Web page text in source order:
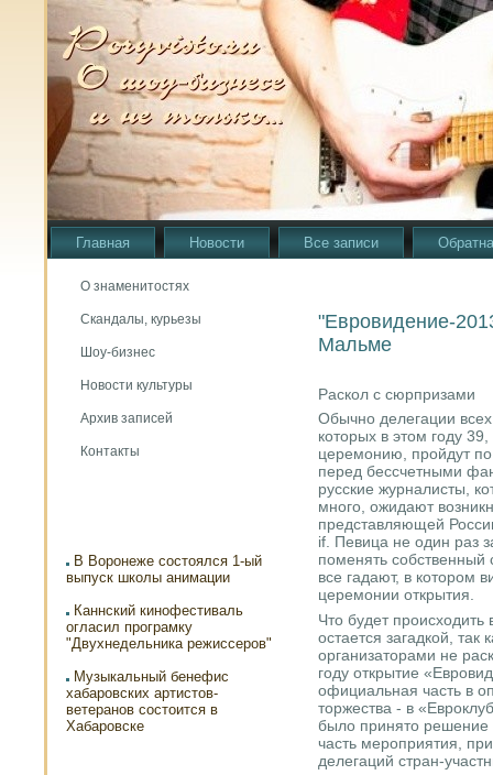
Главная Новости Все записи
О знаменитостях
Скандалы, курьезы
Шоу-бизнес
Новости культуры
Архив записей
Контакты
В Воронеже состоялся 1-ый
выпуск школы анимации
Каннский кинофестиваль
огласил програмку
"Двухнедельника режиссеров"
Музыкальный бенефис
хабаровских артистов-
ветеранов состоится в
Хабаровске
"Евровидение-
Мальме
Раскол с сюрпризами
Обычно делегации
которых в этом году
церемонию, пройдут по
перед бессчетными
русские журналисты,
много, ожидают
представляющей
if. Певица не один раз
поменять собственный
все гадают, в котором
церемонии открытия.
Что будет
остается загадкой, так
организаторами не
году открытие
официальная часть в
торжества - в
было принято решение
часть мероприятия,
делегаций стран-